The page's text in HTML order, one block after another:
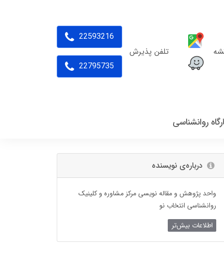
تلفن پذیرش
22593216
22795735
روانشناسی
درباره‌ی نویسنده
واحد پژوهش و مقاله نویسی مرکز مشاوره و کلینیک
روانشناسی انتخاب نو
اطلاعات بیش‌تر